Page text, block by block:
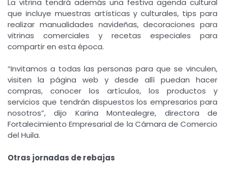
que incluye muestras artísticas y culturales, tips para
realizar manualidades navideñas, decoraciones para
vitrinas comerciales y recetas especiales para
compartir en esta época.
“Invitamos a todas las personas para que se vinculen,
visiten la página web y desde allí puedan hacer
compras, conocer los artículos, los productos y
servicios que tendrán dispuestos los empresarios para
nosotros”, dijo Karina Montealegre, directora de
Fortalecimiento Empresarial de la Cámara de Comercio
del Huila.
Otras jornadas de rebajas